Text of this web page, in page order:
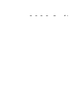
2026